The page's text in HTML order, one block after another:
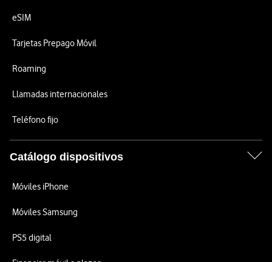
eSIM
Tarjetas Prepago Móvil
Roaming
Llamadas internacionales
Teléfono fijo
Catálogo dispositivos
Móviles iPhone
Móviles Samsung
PS5 digital